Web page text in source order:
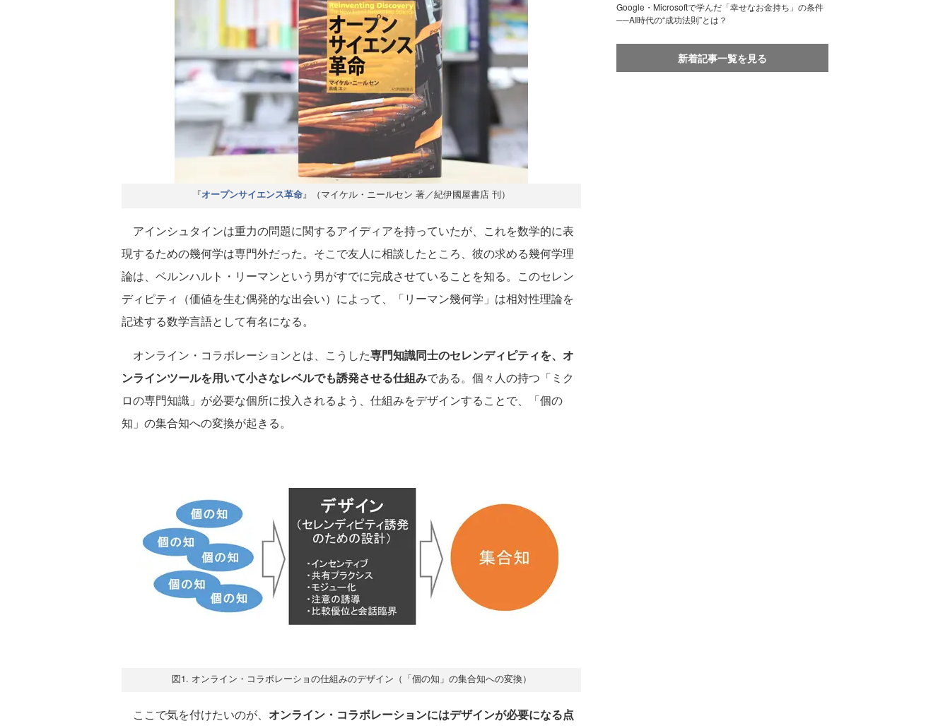
『オープンサイエンス革命』（マイケル・ニールセン 著／紀伊國屋書店 刊）
アインシュタインは重力の問題に関するアイディアを持っていたが、これを数学的に表
現するための幾何学は専門外だった。そこで友人に相談したところ、彼の求める幾何学理
論は、ベルンハルト・リーマンという男がすでに完成させていることを知る。このセレン
ディピティ（価値を生む偶発的な出会い）によって、「リーマン幾何学」は相対性理論を
記述する数学言語として有名になる。
オンライン・コラボレーションとは、こうした専門知識同士のセレンディピティを、オ
ンラインツールを用いて小さなレベルでも誘発させる仕組みである。個々人の持つ「ミク
ロの専門知識」が必要な個所に投入されるよう、仕組みをデザインすることで、「個の
知」の集合知への変換が起きる。
図1. オンライン・コラボレーショの仕組みのデザイン（「個の知」の集合知への変換）
ここで気を付けたいのが、 オンライン・コラボレーションにはデザインが必要になる点
Google・Microsoftで学んだ「幸せなお金持ち」の条件
──AI時代の“成功法則”とは？
新着記事一覧を見る